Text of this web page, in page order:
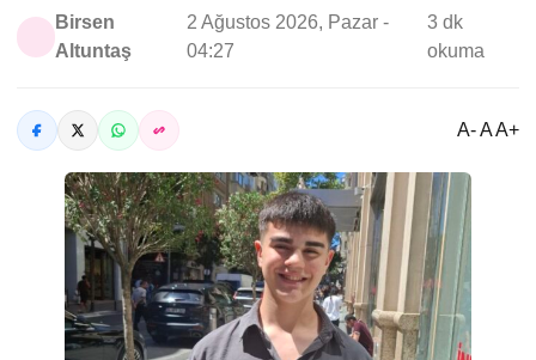
Birsen
Altuntaş
2 Ağustos 2026, Pazar -
04:27
3 dk
okuma
A- A A+